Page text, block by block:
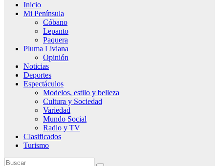
Inicio
Mi Península
Cóbano
Lepanto
Paquera
Pluma Liviana
Opinión
Noticias
Deportes
Espectáculos
Modelos, estilo y belleza
Cultura y Sociedad
Variedad
Mundo Social
Radio y TV
Clasificados
Turismo